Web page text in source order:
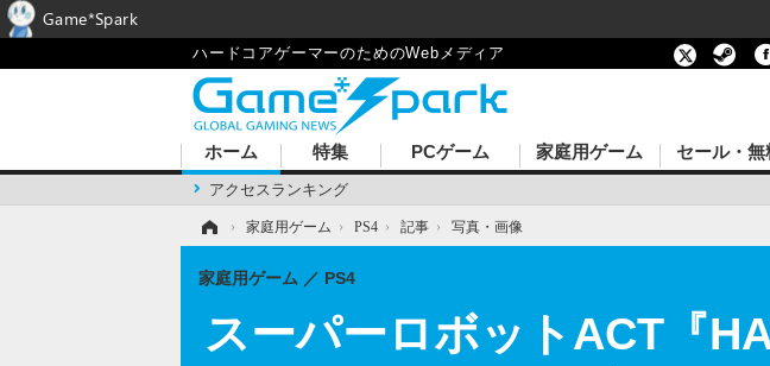
ハードコアゲーマーのためのWebメディア
ホーム
アクセスランキング
特集 PCゲーム 家庭用ゲーム セール・無
› 家庭用ゲーム › PS4 › 記事 › 写真・画像
スーパーロボットACT『
家庭用ゲーム PS4
Game*Spark